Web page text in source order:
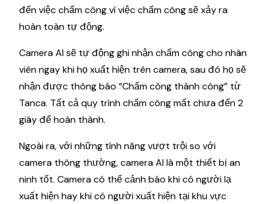
đến việc chấm công vì việc chấm công sẽ xảy ra
hoàn toàn tự động.
Camera AI sẽ tự động ghi nhận chấm công cho nhân
viên ngay khi họ xuất hiện trên camera, sau đó họ sẽ
nhận được thông báo “Chấm công thành công” từ
Tanca. Tất cả quy trình chấm công mất chưa đến 2
giây để hoàn thành.
Ngoài ra, với những tính năng vượt trội so với
camera thông thường, camera AI là một thiết bị an
ninh tốt. Camera có thể cảnh báo khi có người lạ
xuất hiện hay khi có người xuất hiện tại khu vực